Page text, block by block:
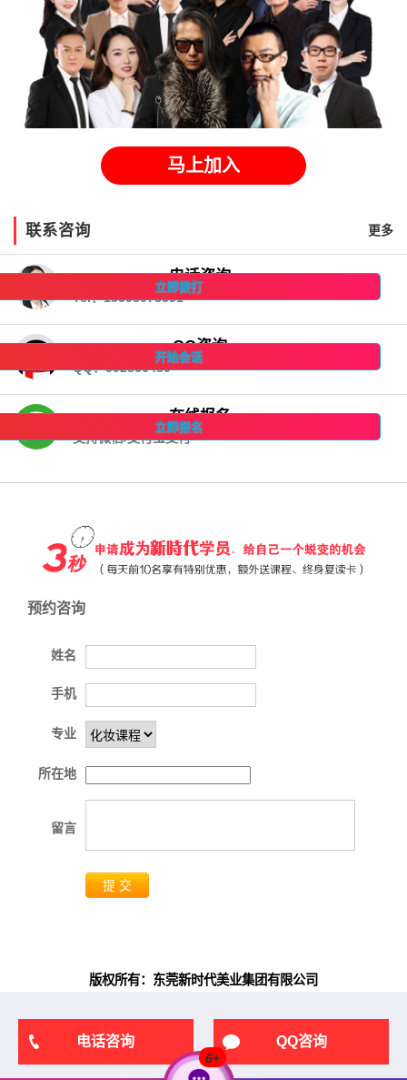
马上加入
联系咨询 更多
电话咨询
Tel：18598073351
立即拨打
QQ咨询
QQ：592860480
开始会话
在线报名
支持微信/支付宝支付
立即报名
预约咨询
姓名
手机
专业
所在地
留言
提 交
版权所有：东莞新时代美业集团有限公司
电话咨询 QQ咨询
6+